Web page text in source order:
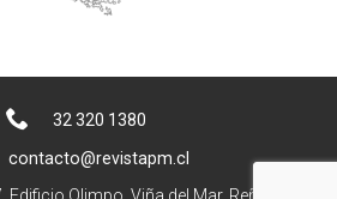
32 320 1380
contacto@revistapm.cl